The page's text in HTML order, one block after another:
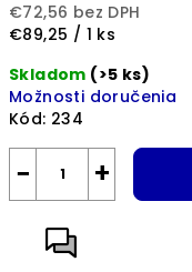
€72,56 bez DPH
Jednotková
€89,25 / 1 ks
Skladom (>5 ks)
Možnosti doručenia
Kód: 234
+
−